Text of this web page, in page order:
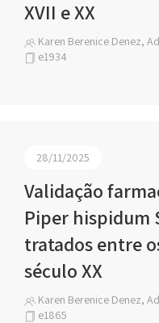
XVII e XX
Karen Berenice Denez,
e1934
28/11/2025
Validação
Piper hispidum
tratados entre
século XX
Karen Berenice Denez,
e1865